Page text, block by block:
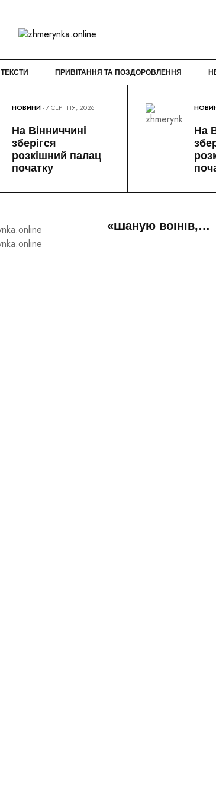
ТЕКСТИ ПРИВІТАННЯ ТА ПОЗДОРОВЛЕННЯ
НОВИНИ- 7 СЕРПНЯ, 2026
На Вінниччині
зберігся
розкішний палац
початку
На
- 7 СЕРПНЯ,
зберігся
- 7 СЕРПНЯ,
відбудеться
«Шаную воїнів,…